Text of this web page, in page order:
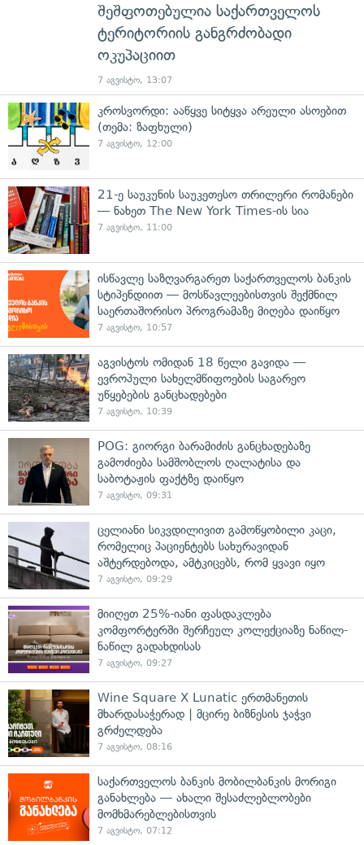
შეშფოთებულია საქართველოს
ტერიტორიის განგრძობადი
ოკუპაციით
7 აგვისტო, 13:07
კროსვორდი: ააწყვე სიტყვა არეული ასოებით
(თემა: ზაფხული)
7 აგვისტო, 12:00
21-ე საუკუნის საუკეთესო თრილერი რომანები
— ნახეთ The New York Times-ის სია
7 აგვისტო, 11:00
ისწავლე საზღვარგარეთ საქართველოს ბანკის
სტიპენდიით — მოსწავლეებისთვის შექმნილ
საერთაშორისო პროგრამაზე მიღება დაიწყო
7 აგვისტო, 10:57
აგვისტოს ომიდან 18 წელი გავიდა —
ევროპული სახელმწიფოების საგარეო
უწყებების განცხადებები
7 აგვისტო, 10:39
POG: გიორგი ბარამიძის განცხადებაზე
გამოძიება სამშობლოს ღალატისა და
საბოტაჟის ფაქტზე დაიწყო
7 აგვისტო, 09:31
ცელიანი სიკვდილივით გამოწყობილი კაცი,
რომელიც პაციენტებს სახურავიდან
აშტერდებოდა, ამტკიცებს, რომ ყვავი იყო
7 აგვისტო, 09:29
მიიღეთ 25%-იანი ფასდაკლება
კომფორტერში შერჩეულ კოლექციაზე ნაწილ-
ნაწილ გადახდისას
7 აგვისტო, 09:27
Wine Square X Lunatic ერთმანეთის
მხარდასაჭერად | მცირე ბიზნესის ჯაჭვი
გრძელდება
7 აგვისტო, 08:16
საქართველოს ბანკის მობილბანკის მორიგი
განახლება — ახალი შესაძლებლობები
მომხმარებლებისთვის
7 აგვისტო, 07:12